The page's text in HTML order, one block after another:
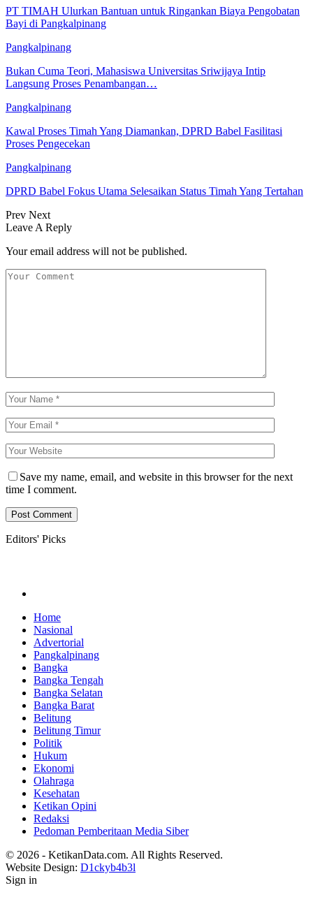
PT TIMAH Ulurkan Bantuan untuk Ringankan Biaya Pengobatan
Bayi di Pangkalpinang
Pangkalpinang
Bukan Cuma Teori, Mahasiswa Universitas Sriwijaya Intip
Langsung Proses Penambangan…
Pangkalpinang
Kawal Proses Timah Yang Diamankan, DPRD Babel Fasilitasi
Proses Pengecekan
Pangkalpinang
DPRD Babel Fokus Utama Selesaikan Status Timah Yang Tertahan
Prev Next
Leave A Reply
Your email address will not be published.
Save my name, email, and website in this browser for the next
time I comment.
Editors' Picks
Home
Nasional
Advertorial
Pangkalpinang
Bangka
Bangka Tengah
Bangka Selatan
Bangka Barat
Belitung
Belitung Timur
Politik
Hukum
Ekonomi
Olahraga
Kesehatan
Ketikan Opini
Redaksi
Pedoman Pemberitaan Media Siber
© 2026 - KetikanData.com. All Rights Reserved.
Website Design: D1ckyb4b3l
Sign in